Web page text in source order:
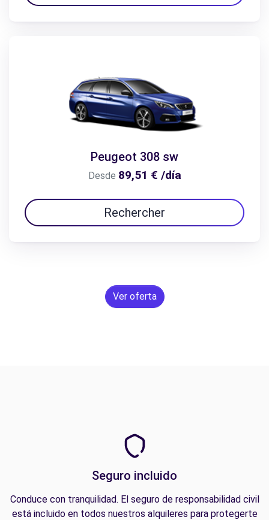
Peugeot 308 sw
Desde 89,51 € /día
Rechercher
Ver oferta
Seguro incluido
Conduce con tranquilidad. El seguro de responsabilidad civil
está incluido en todos nuestros alquileres para protegerte